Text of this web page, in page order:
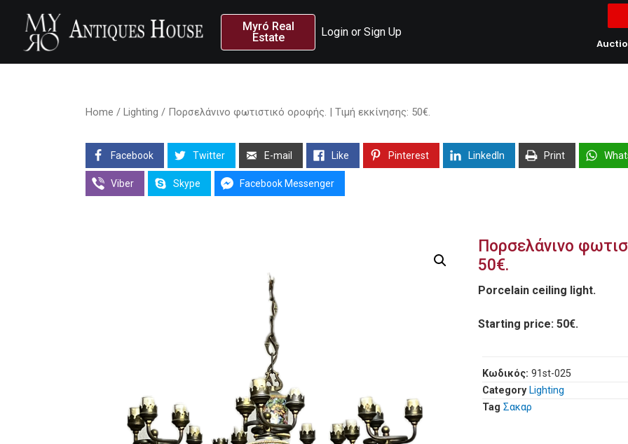
Myró Real
Estate
Login or Sign Up
Home / Lighting / Πορσελάνινο φωτιστικό οροφής. | Τιμή εκκίνησης: 50€.
Facebook Twitter E-mail Like Pinterest LinkedIn Print
Viber Skype Facebook Messenger
Πορσελάνινο
50€.
Porcelain ceiling light.
Starting price: 50€.
Κωδικός: 91st-025
Category Lighting
Tag Σακαρ